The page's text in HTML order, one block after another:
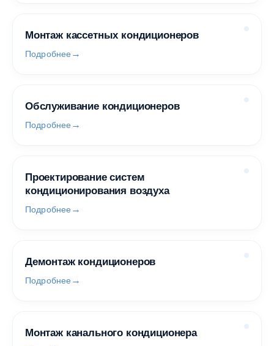
Монтаж кассетных кондиционеров
Подробнее
Обслуживание кондиционеров
Подробнее
Проектирование систем
кондиционирования воздуха
Подробнее
Демонтаж кондиционеров
Подробнее
Монтаж канального кондиционера